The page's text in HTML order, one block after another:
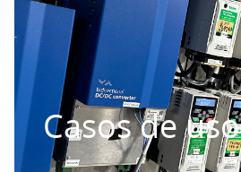
Casos de uso